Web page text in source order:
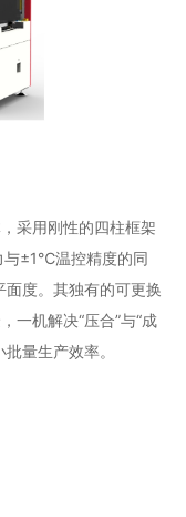
采用刚性的四柱框架
与±1℃温控精度的同
度。其独有的可更换
一机解决“压合”与“成
量生产效率。